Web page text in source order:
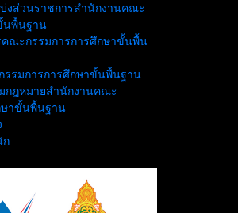
งส่วนราชการสำนักงานคณะ
นพื้นฐาน
คณะกรรมการการศึกษาขั้นพื้น
รรมการการศึกษาขั้นพื้นฐาน
กฎหมายสำนักงานคณะ
ษาขั้นพื้นฐาน
ก